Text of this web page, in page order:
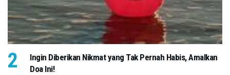
Ingin Diberikan Nikmat yang Tak Pernah Habis, Amalkan
Doa Ini!